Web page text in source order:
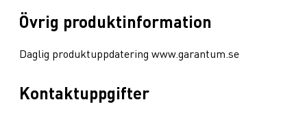
Övrig produktinformation
Daglig produktuppdatering www.garantum.se
Kontaktuppgifter